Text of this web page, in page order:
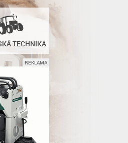
TECHNIKA
REKLAMA